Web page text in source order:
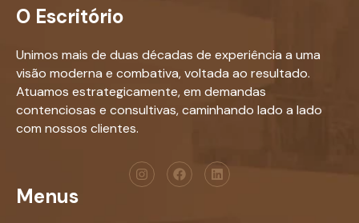
O Escritório
Unimos mais de duas décadas de experiência a uma
visão moderna e combativa, voltada ao resultado.
Atuamos estrategicamente, em demandas
contenciosas e consultivas, caminhando lado a lado
com nossos clientes.
Menus